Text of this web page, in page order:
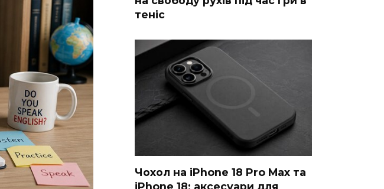
теніс
Чохол на iPhone 18 Pro Max та
iPhone 18: аксесуари для